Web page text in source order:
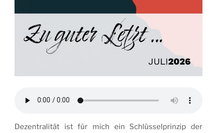
Dezentralität ist für mich ein Schlüsselprinzip der